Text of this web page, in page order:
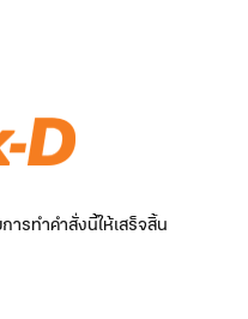
รทำคำสั่งนี้ให้เสร็จสิ้น